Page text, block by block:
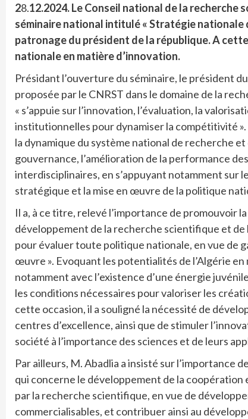
28.12.2024.Le Conseil national de la recherche
séminaire national intitulé « Stratégie nationale
patronage du président de la république.A
nationale en matière d’innovation.
Présidant l’ouverture du séminaire, le président
proposée par le CNRST dans le domaine de la
« s’appuie sur l’innovation, l’évaluation, la
institutionnelles pour dynamiser la compétitivité
la dynamique du système national de recherche
gouvernance, l’amélioration de la performance
interdisciplinaires, en s’appuyant notamment sur
stratégique et la mise en œuvre de la politique
Il a, à ce titre, relevé l’importance de promouvoir
développement de la recherche scientifique et
pour évaluer toute politique nationale, en vue de
œuvre ». Evoquant les potentialités de l’Algérie
notamment avec l’existence d’une énergie
les conditions nécessaires pour valoriser les
cette occasion, il a souligné la nécessité de
centres d’excellence, ainsi que de stimuler
société à l’importance des sciences et de leurs
Par ailleurs, M. Abadlia a insisté sur
qui concerne le développement de la
par la recherche scientifique, en vue de
commercialisables, et contribuer ainsi au